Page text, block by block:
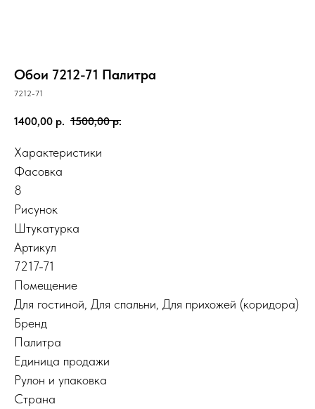
Обои 7212-71 Палитра
7212-71
1400,00 р. 1500,00 р.
Характеристики
Фасовка
8
Рисунок
Штукатурка
Артикул
7217-71
Помещение
Для гостиной, Для спальни, Для прихожей (коридора)
Бренд
Палитра
Единица продажи
Рулон и упаковка
Страна